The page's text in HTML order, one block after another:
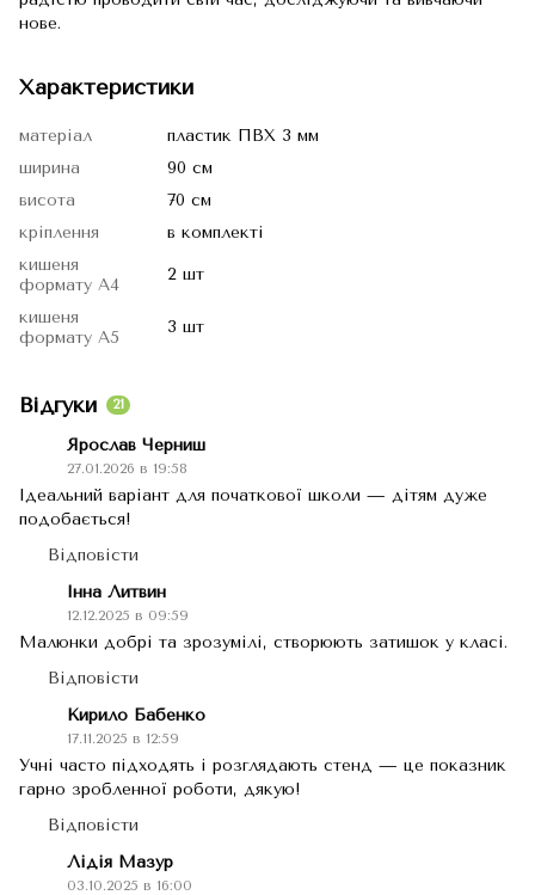
нове.
Характеристики
матеріал
пластик ПВХ 3 мм
ширина
90 см
висота
70 см
кріплення
в комплекті
кишеня
формату А4
2 шт
кишеня
формату А5
3 шт
Відгуки 21
Ярослав Черниш
27.01.2026 в 19:58
Ідеальний варіант для початкової школи — дітям дуже
подобається!
Відповісти
Інна Литвин
12.12.2025 в 09:59
Малюнки добрі та зрозумілі, створюють затишок у класі.
Відповісти
Кирило Бабенко
17.11.2025 в 12:59
Учні часто підходять і розглядають стенд — це показник
гарно зробленної роботи, дякую!
Відповісти
Лідія Мазур
03.10.2025 в 16:00